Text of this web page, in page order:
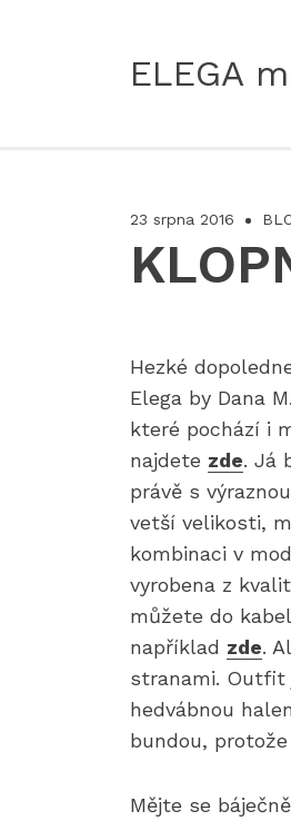
ELEGA
23 srpna 2016
Hezké
Elega by Dana
které pochází i
najdete zde. Já
právě s
vetší velikosti,
kombinaci v
vyrobena z
můžete do
například zde.
stranami. Outfit
hedvábnou
bundou,
Mějte se